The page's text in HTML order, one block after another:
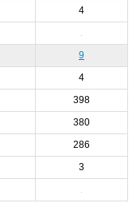
4
9
4
398
380
286
3